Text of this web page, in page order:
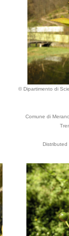
© Dipartimento di
Comune di
Distributed